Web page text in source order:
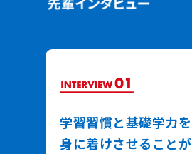
学習習慣と基礎学力を
身に着けさせることが